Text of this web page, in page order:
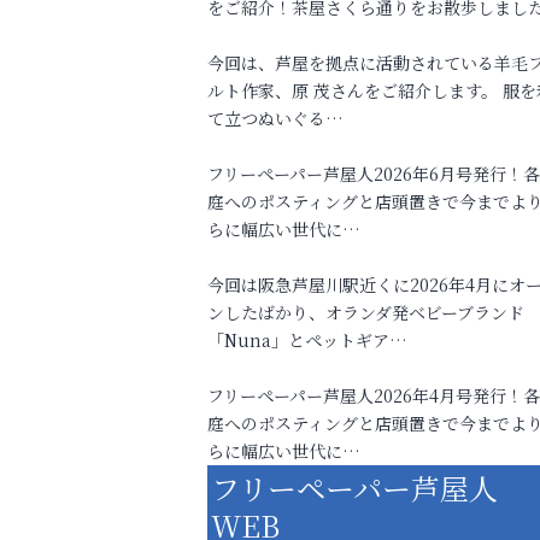
をご紹介！茶屋さくら通りをお散歩しまし
今回は、芦屋を拠点に活動されている羊毛
ルト作家、原 茂さんをご紹介します。 服を
て立つぬいぐる…
フリーペーパー芦屋人2026年6月号発行！
庭へのポスティングと店頭置きで今までよ
らに幅広い世代に…
今回は阪急芦屋川駅近くに2026年4月にオ
ンしたばかり、オランダ発ベビーブランド
「Nuna」とペットギア…
フリーペーパー芦屋人2026年4月号発行！
庭へのポスティングと店頭置きで今までよ
らに幅広い世代に…
フリーペーパー芦屋人
WEB